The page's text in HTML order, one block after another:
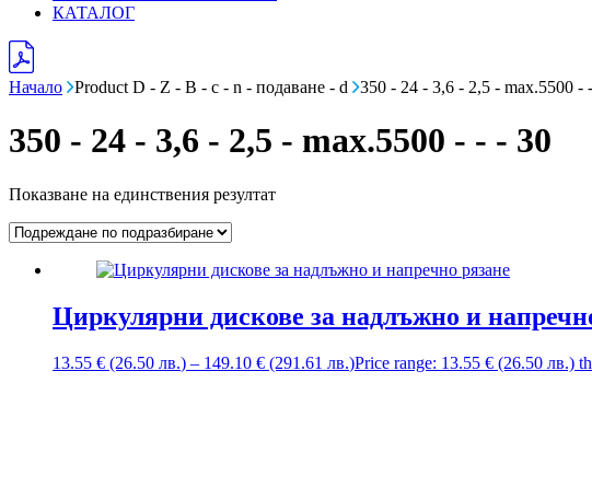
КАТАЛОГ
Начало Product D - Z - B - c - n - подаване - d 350 - 24 - 3,6 - 2,5 - max.5500 -
350 - 24 - 3,6 - 2,5 - max.5500 - - - 30
Показване на единствения резултат
Циркулярни дискове за надлъжно и
13.55 € (26.50 лв.) – 149.10 € (291.61 лв.)Price range: 13.55 € (26.50 лв.)